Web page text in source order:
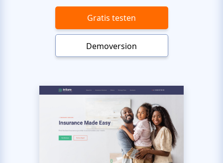
Gratis testen
Demoversion